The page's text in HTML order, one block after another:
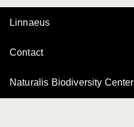
Linnaeus
Contact
Naturalis Biodiversity Center